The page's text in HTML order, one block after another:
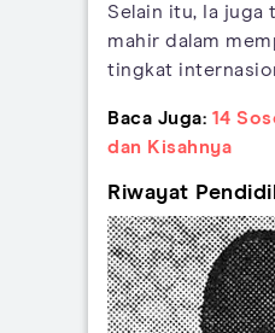
Selain itu, Ia juga
mahir dalam
tingkat
Baca Juga: 14
dan Kisahnya
Riwayat